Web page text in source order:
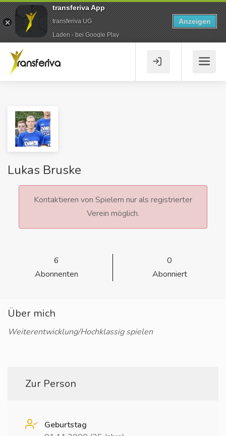
Lukas Bruske
Kontaktieren von Spielern nur als registrierter
Verein möglich.
6
Abonnenten
0
Abonniert
Über mich
Weiterentwicklung/Hochklassig spielen
Zur Person
Geburtstag
transferiva App
transferiva UG
Laden - bei Google Play
Anzeigen